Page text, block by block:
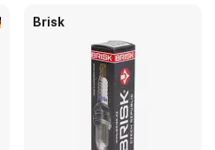
Brisk